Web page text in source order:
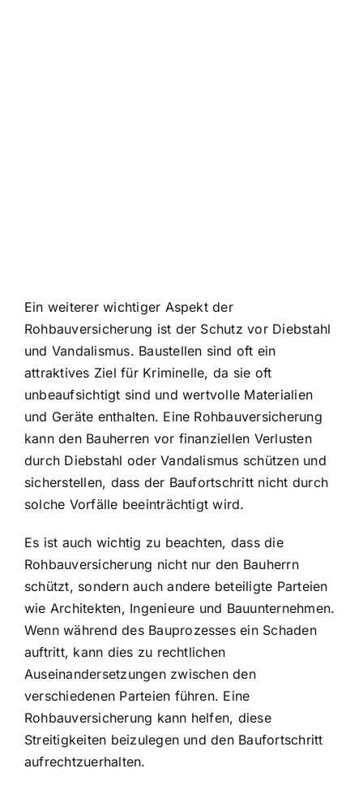
Ein weiterer wichtiger Aspekt der
Rohbauversicherung ist der Schutz vor Diebstahl
und Vandalismus. Baustellen sind oft ein
attraktives Ziel für Kriminelle, da sie oft
unbeaufsichtigt sind und wertvolle Materialien
und Geräte enthalten. Eine Rohbauversicherung
kann den Bauherren vor finanziellen Verlusten
durch Diebstahl oder Vandalismus schützen und
sicherstellen, dass der Baufortschritt nicht durch
solche Vorfälle beeinträchtigt wird.
Es ist auch wichtig zu beachten, dass die
Rohbauversicherung nicht nur den Bauherrn
schützt, sondern auch andere beteiligte Parteien
wie Architekten, Ingenieure und Bauunternehmen.
Wenn während des Bauprozesses ein Schaden
auftritt, kann dies zu rechtlichen
Auseinandersetzungen zwischen den
verschiedenen Parteien führen. Eine
Rohbauversicherung kann helfen, diese
Streitigkeiten beizulegen und den Baufortschritt
aufrechtzuerhalten.